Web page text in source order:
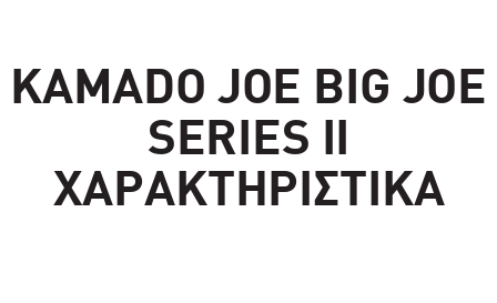
KAMADO JOE BIG JOE
SERIES II
ΧΑΡΑΚΤΗΡΙΣΤΙΚΆ